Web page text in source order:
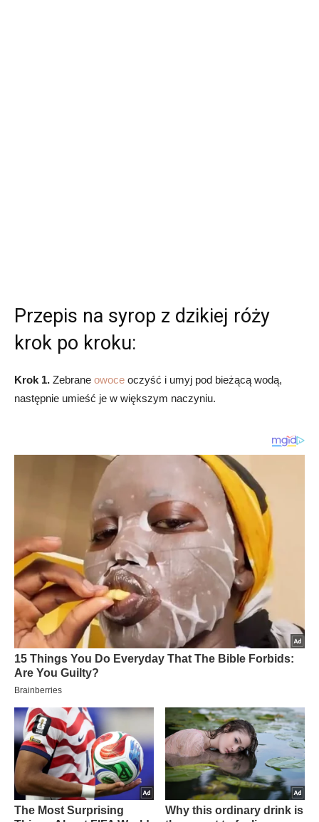
Przepis na syrop z dzikiej róży
krok po kroku:
Krok 1. Zebrane owoce oczyść i umyj pod bieżącą wodą,
następnie umieść je w większym naczyniu.